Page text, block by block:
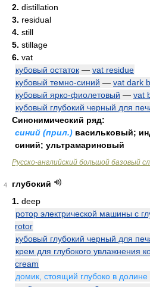
2. distillation
3. residual
4. still
5. stillage
6. vat
кубовый остаток — vat residue
кубовый темно-синий — vat dark
кубовый ярко-фиолетовый — vat
кубовый глубокий черный для
Синонимический ряд:
синий (прил.) васильковый;
синий; ультрамариновый
Русско-английский большой базовый
4
глубокий
1. deep
ротор электрической машины с
rotor
кубовый глубокий черный для
крем для глубокого увлажнения
cream
домик, стоящий глубоко в долине